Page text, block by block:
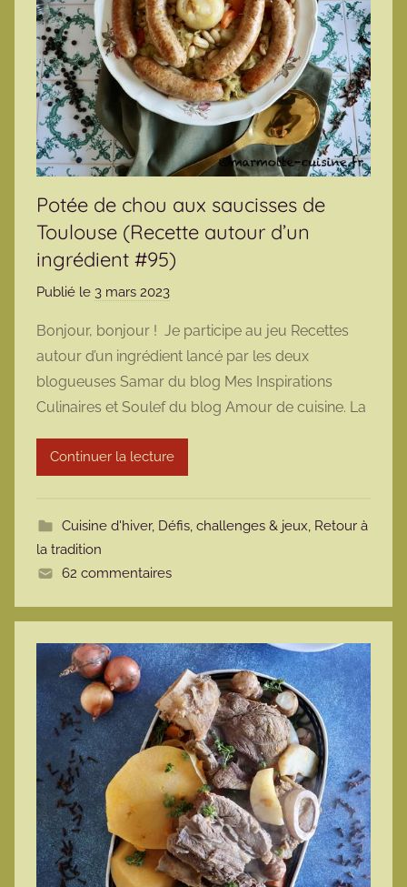
Potée de chou aux saucisses de
Toulouse (Recette autour d’un
ingrédient #95)
Publié le 3 mars 2023
r
m
a
r
o
t
e
Bonjour, bonjour ! Je participe au jeu Recettes
autour d’un ingrédient lancé par les deux
blogueuses Samar du blog Mes Inspirations
Culinaires et Soulef du blog Amour de cuisine. La
Continuer la lecture
Cuisine d'hiver, Défis, challenges & jeux, Retour à
la tradition
62 commentaires